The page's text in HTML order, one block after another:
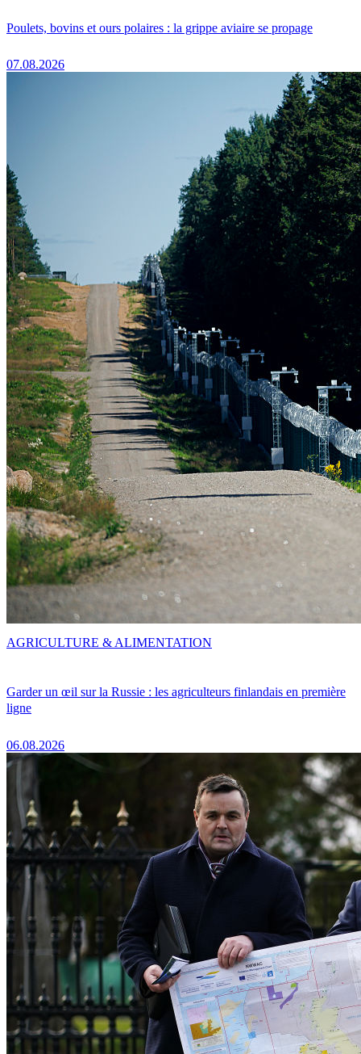
Poulets, bovins et ours polaires : la grippe aviaire se propage
07.08.2026
Garder un œil sur la Russie : les agriculteurs finlandais en première
ligne
06.08.2026
AGRICULTURE & ALIMENTATION